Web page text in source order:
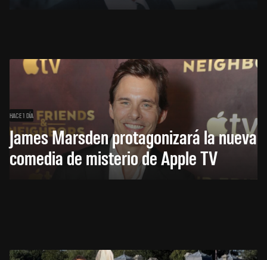
HACE 1 DÍA
James Marsden protagonizará la nueva
comedia de misterio de Apple TV